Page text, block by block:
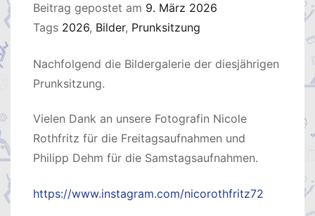
Beitrag gepostet am 9. März 2026
Tags 2026, Bilder, Prunksitzung
Nachfolgend die Bildergalerie der diesjährigen
Prunksitzung.
Vielen Dank an unsere Fotografin Nicole
Rothfritz für die Freitagsaufnahmen und
Philipp Dehm für die Samstagsaufnahmen.
https://www.instagram.com/nicorothfritz72